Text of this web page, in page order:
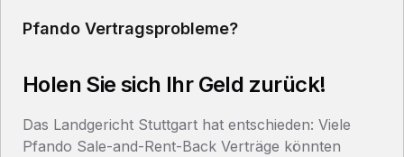
Pfando Vertragsprobleme?
Holen Sie sich Ihr Geld zurück!
Das Landgericht Stuttgart hat entschieden: Viele
Pfando Sale-and-Rent-Back Verträge könnten